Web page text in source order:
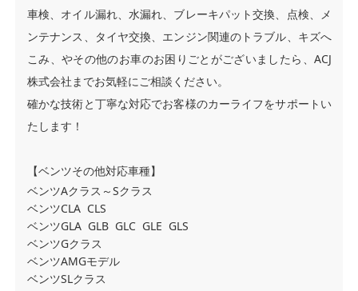
車検、オイル漏れ、水漏れ、ブレーキパット交換、点検、メ
ンテナンス、タイヤ交換、エンジン関連のトラブル、キズへ
こみ、やその他のお車のお困りごとがございましたら、ACJ
株式会社までお気軽にご相談ください。
確かな技術と丁寧な対応でお客様のカーライフをサポートい
たします！
【ベンツその他対応車種】
ベンツAクラス～Sクラス
ベンツCLA CLS
ベンツGLA GLB GLC GLE GLS
ベンツGクラス
ベンツAMGモデル
ベンツSLクラス